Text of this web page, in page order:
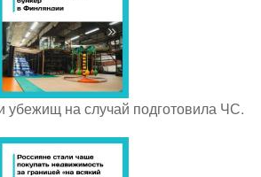
убежищ на случай подготовила ЧС.